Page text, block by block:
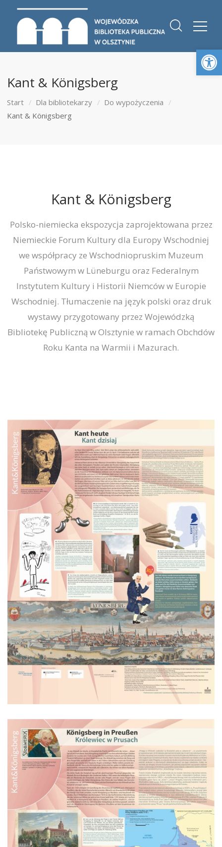
Kant & Königsberg
Start Dla bibliotekarzy
Do wypożyczenia
Kant & Königsberg
Kant & Königsberg
Polsko-niemiecka ekspozycja zaprojektowana przez
Niemieckie Forum Kultury dla Europy Wschodniej
we współpracy ze Wschodniopruskim Muzeum
Państwowym w Lüneburgu oraz Federalnym
Instytutem Kultury i Historii Niemców w Europie
Wschodniej. Tłumaczenie na język polski oraz druk
wystawy przygotowany przez Wojewódzką
Bibliotekę Publiczną w Olsztynie w ramach Obchdów
Roku Kanta na Warmii i Mazurach.